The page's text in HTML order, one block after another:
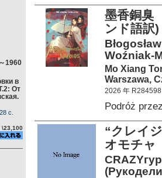
1960
в
От
c.
\23,100
墨香銅
ンド語訳)
Woźniak-
Mo Xiang
Warszawa,
2026 年 R284598
Podróż
“クレイ
オモチャ